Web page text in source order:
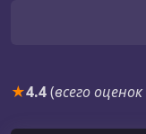
★4.4(всего оценок